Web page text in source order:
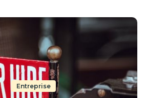
Entreprise